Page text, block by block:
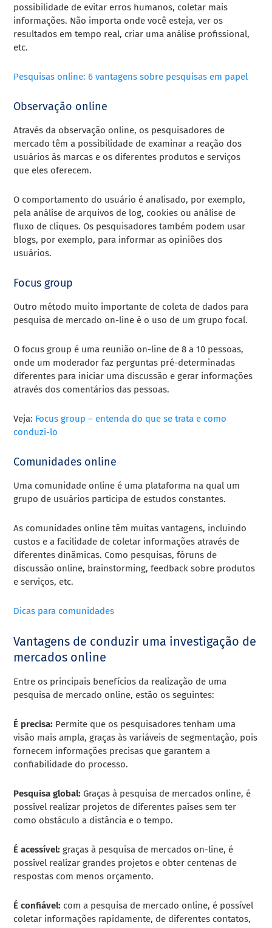
possibilidade de evitar erros humanos, coletar mais
informações. Não importa onde você esteja, ver os
resultados em tempo real, criar uma análise profissional,
etc.
Pesquisas online: 6 vantagens sobre pesquisas em papel
Observação online
Através da observação online, os pesquisadores de
mercado têm a possibilidade de examinar a reação dos
usuários às marcas e os diferentes produtos e serviços
que eles oferecem.
O comportamento do usuário é analisado, por exemplo,
pela análise de arquivos de log, cookies ou análise de
fluxo de cliques. Os pesquisadores também podem usar
blogs, por exemplo, para informar as opiniões dos
usuários.
Focus group
Outro método muito importante de coleta de dados para
pesquisa de mercado on-line é o uso de um grupo focal.
O focus group é uma reunião on-line de 8 a 10 pessoas,
onde um moderador faz perguntas pré-determinadas
diferentes para iniciar uma discussão e gerar informações
através dos comentários das pessoas.
Veja: Focus group – entenda do que se trata e como
conduzi-lo
Comunidades online
Uma comunidade online é uma plataforma na qual um
grupo de usuários participa de estudos constantes.
As comunidades online têm muitas vantagens, incluindo
custos e a facilidade de coletar informações através de
diferentes dinâmicas. Como pesquisas, fóruns de
discussão online, brainstorming, feedback sobre produtos
e serviços, etc.
Dicas para comunidades
Vantagens de conduzir uma investigação de
mercados online
Entre os principais benefícios da realização de uma
pesquisa de mercado online, estão os seguintes:
É precisa: Permite que os pesquisadores tenham uma
visão mais ampla, graças às variáveis de segmentação, pois
fornecem informações precisas que garantem a
confiabilidade do processo.
Pesquisa global:Graças à pesquisa de mercados online, é
possível realizar projetos de diferentes países sem ter
como obstáculo a distância e o tempo.
É acessível:graças à pesquisa de mercados on-line, é
possível realizar grandes projetos e obter centenas de
respostas com menos orçamento.
É confiável: com a pesquisa de mercado online, é possível
coletar informações rapidamente, de diferentes contatos,